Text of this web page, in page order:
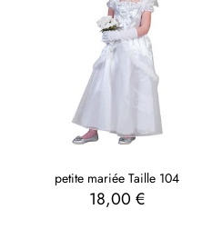
petite mariée Taille 104
18,00 €